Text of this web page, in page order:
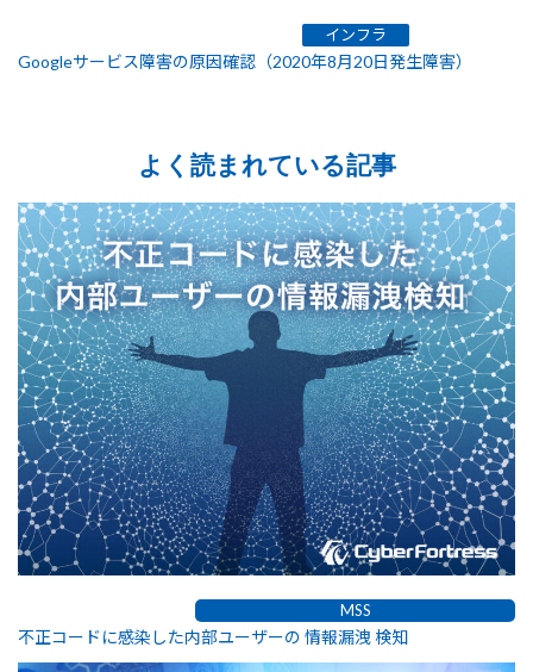
インフラ
Googleサービス障害の原因確認（2020年8月20日発生障害）
よく読まれている記事
MSS
不正コードに感染した内部ユーザーの 情報漏洩 検知